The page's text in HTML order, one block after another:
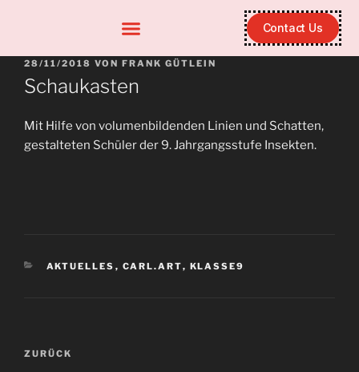
Contact Us
28/11/2018 VON FRANK GÜTLEIN
Schaukasten
Mit Hilfe von volumenbildenden Linien und Schatten,
gestalteten Schüler der 9. Jahrgangsstufe Insekten.
AKTUELLES , CARL.ART, KLASSE9
ZURÜCK